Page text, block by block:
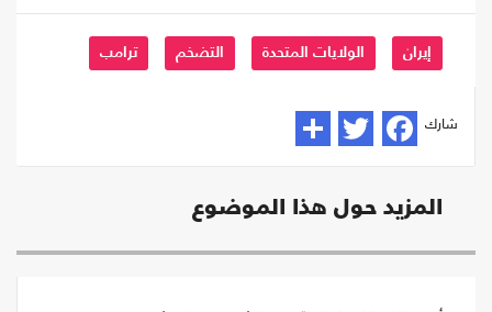
إيران الولايات المتحدة التضخم ترامب
شارك
المزيد حول هذا الموضوع